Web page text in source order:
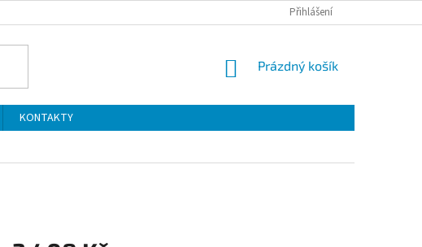
Přihlášení
NÁKUPNÍ
Prázdný košík
KONTAKTY